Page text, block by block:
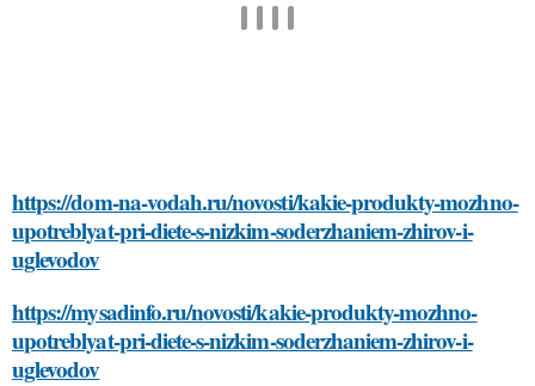
https://dom-na-vodah.ru/novosti/kakie-produkty-mozhno-
upotreblyat-pri-diete-s-nizkim-soderzhaniem-zhirov-i-
uglevodov
https://mysadinfo.ru/novosti/kakie-produkty-mozhno-
upotreblyat-pri-diete-s-nizkim-soderzhaniem-zhirov-i-
uglevodov